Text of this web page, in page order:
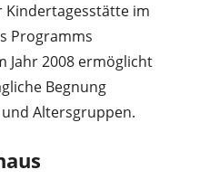
Kindertagesstätte im
Programms
Jahr 2008 ermöglicht
Begnung
Altersgruppen.